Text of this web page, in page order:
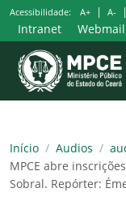
Pular
para
o
conteúdo
Acessibilidade: A+ | A- |
Intranet Webmail
Início / Audios /
MPCE abre
Sobral. Repórter: